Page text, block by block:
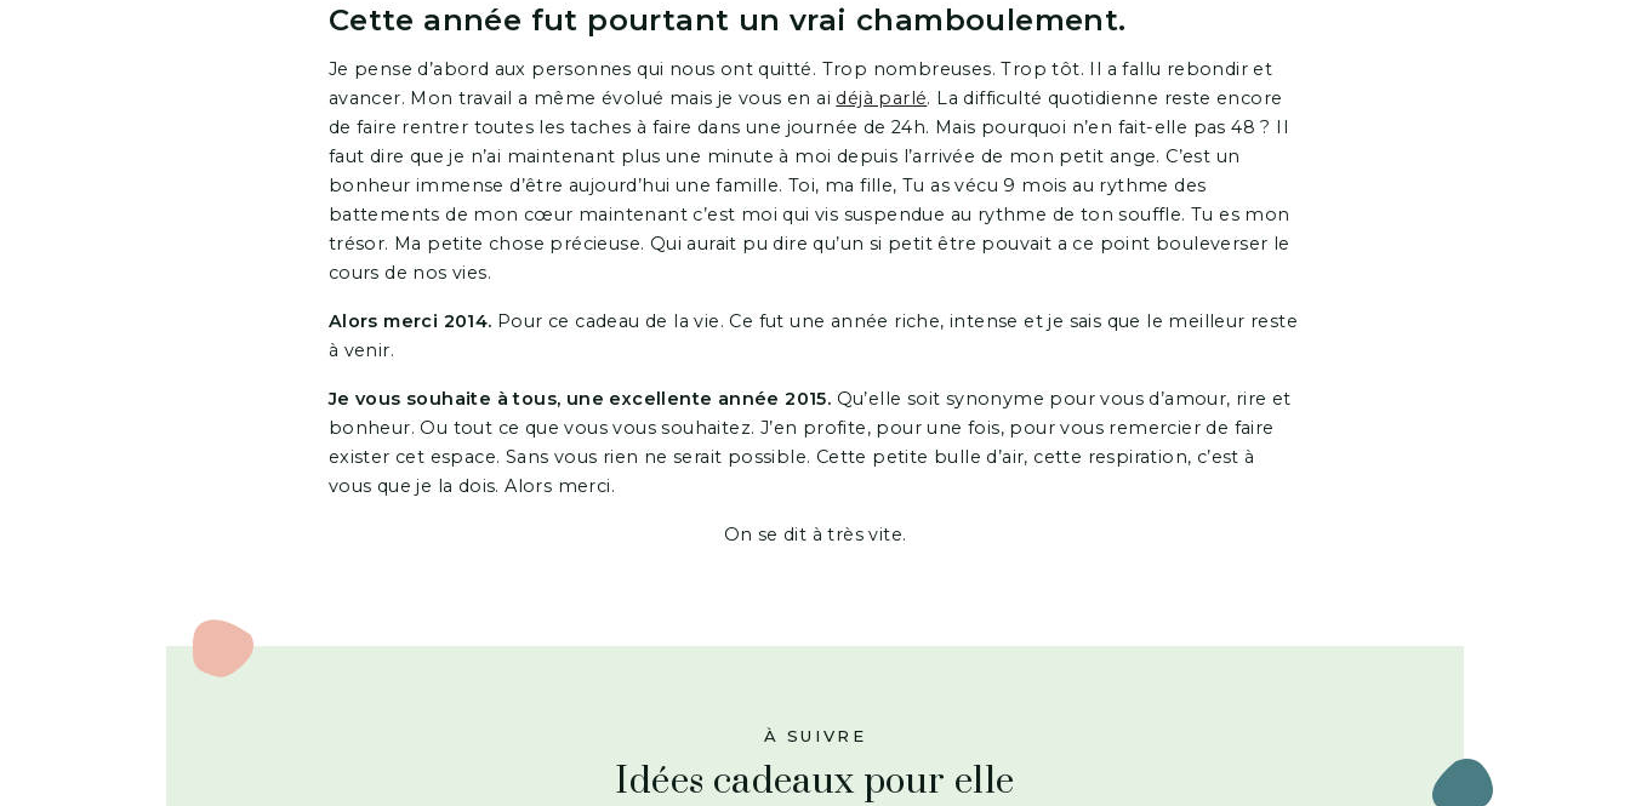
Cette année fut pourtant un vrai chamboulement.
Je pense d’abord aux personnes qui nous ont quitté. Trop nombreuses. Trop tôt. Il a fallu rebondir et
avancer. Mon travail a même évolué mais je vous en ai déjà parlé. La difficulté quotidienne reste encore
de faire rentrer toutes les taches à faire dans une journée de 24h. Mais pourquoi n’en fait-elle pas 48 ? Il
faut dire que je n’ai maintenant plus une minute à moi depuis l’arrivée de mon petit ange. C’est un
bonheur immense d’être aujourd’hui une famille. Toi, ma fille, Tu as vécu 9 mois au rythme des
battements de mon cœur maintenant c’est moi qui vis suspendue au rythme de ton souffle. Tu es mon
trésor. Ma petite chose précieuse. Qui aurait pu dire qu’un si petit être pouvait a ce point bouleverser le
cours de nos vies.
Alors merci 2014. Pour ce cadeau de la vie. Ce fut une année riche, intense et je sais que le meilleur reste
à venir.
Je vous souhaite à tous, une excellente année 2015. Qu’elle soit synonyme pour vous d’amour, rire et
bonheur. Ou tout ce que vous vous souhaitez. J’en profite, pour une fois, pour vous remercier de faire
exister cet espace. Sans vous rien ne serait possible. Cette petite bulle d’air, cette respiration, c’est à
vous que je la dois. Alors merci.
On se dit à très vite.
À SUIVRE
Idées cadeaux pour elle